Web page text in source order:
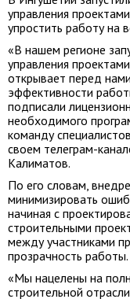
управления
упростить работу на
«В нашем регионе
управления
открывает перед
эффективности
подписали
необходимого
команду
своем телеграм-
Калиматов.
По его словам,
минимизировать
начиная с
строительными
между участниками
прозрачность работы.
«Мы нацелены на
строительной